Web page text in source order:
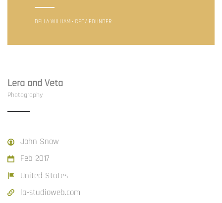
DELLA WILLIAM • CEO/ FOUNDER
Lera and Veta
Photography
John Snow
Feb 2017
United States
la-studioweb.com